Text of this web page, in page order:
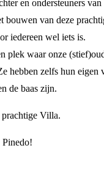
en ondersteuners
bouwen van deze
iedereen wel iets is.
plek waar onze
hebben zelfs hun eigen
de baas zijn.
Villa.